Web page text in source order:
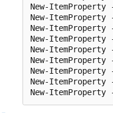
New-ItemProperty
New-ItemProperty
New-ItemProperty
New-ItemProperty
New-ItemProperty
New-ItemProperty
New-ItemProperty
New-ItemProperty